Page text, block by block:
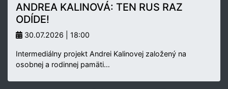
ANDREA KALINOVÁ: TEN RUS RAZ
ODÍDE!
30.07.2026 | 18:00
Intermediálny projekt Andrei Kalinovej založený na
osobnej a rodinnej pamäti…